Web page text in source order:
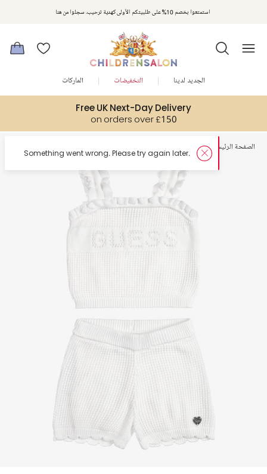
استمتعوا بخصم 10% على طلبيتكم الأولى كهدية ترحيب. سجلوا من هنا
Free UK Next-Day Delivery
on orders over £150
الجديد لدينا التخفيضات الماركات
الصفحة الرئيسية
try again later.